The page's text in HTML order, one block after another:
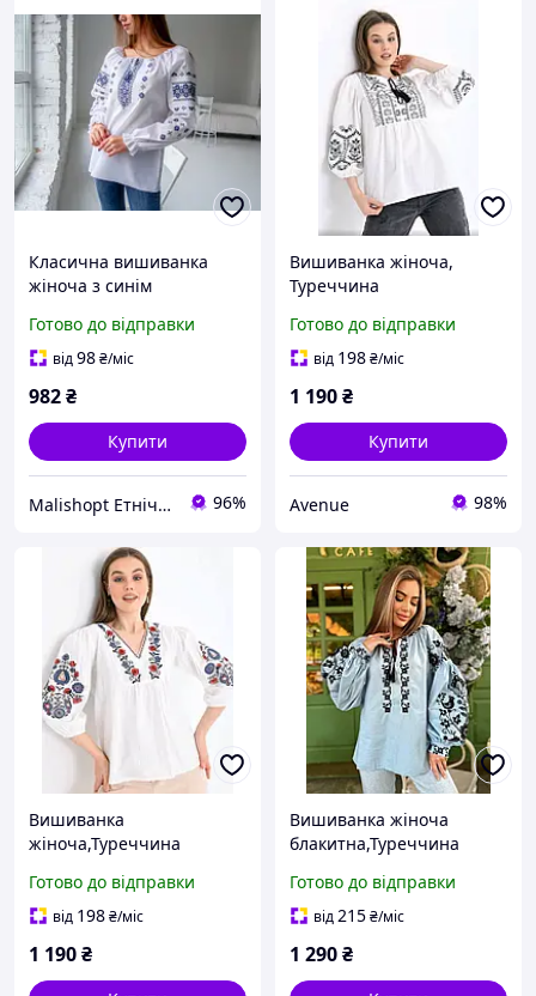
Класична вишиванка
жіноча з синім
народною вишивкою
Готово до відправки
від98₴/міс
982₴
Купити
Malishopt Етнічний одяг та головні убори, все для хрещення 96%
Вишиванка жіноча,
Туреччина
Готово до відправки
від 198₴/міс
1 190₴
Купити
Avenue 98%
Вишиванка
жіноча,Туреччина
Готово до відправки
від 198₴/міс
1 190₴
Вишиванка жіноча
блакитна,Туреччина
Готово до відправки
від215₴/міс
1 290₴